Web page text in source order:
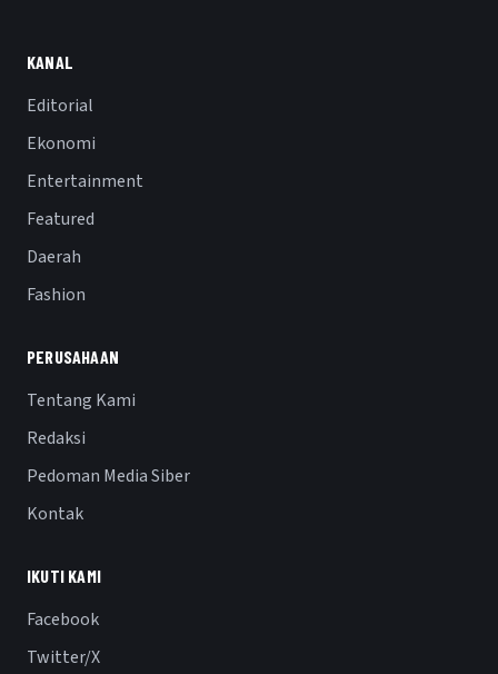
KANAL
Editorial
Ekonomi
Entertainment
Featured
Daerah
Fashion
PERUSAHAAN
Tentang Kami
Redaksi
Pedoman Media Siber
Kontak
IKUTI KAMI
Facebook
Twitter/X